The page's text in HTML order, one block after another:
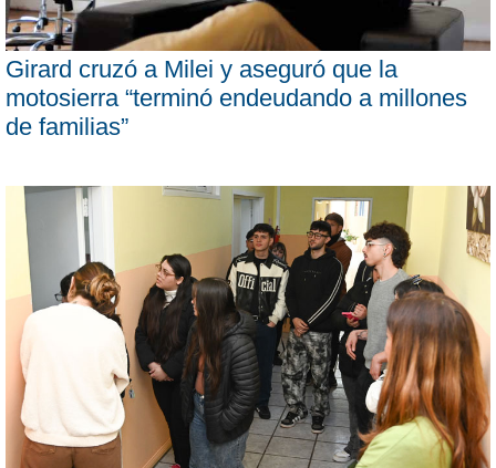
Girard cruzó a Milei y aseguró que la
motosierra “terminó endeudando a millones
de familias”